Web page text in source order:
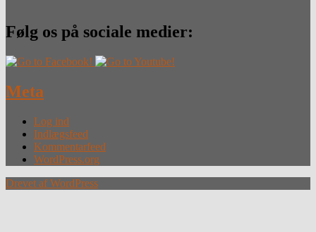
Følg os på sociale medier:
Meta
Log ind
Indlægsfeed
Kommentarfeed
WordPress.org
Drevet af WordPress